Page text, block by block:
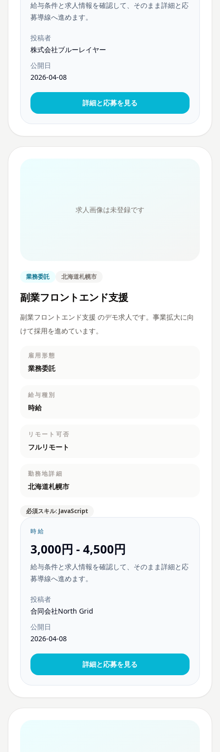
給与条件と求人情報を確認して、そのまま詳細と応
募導線へ進めます。
投稿者
株式会社ブルーレイヤー
公開日
2026-04-08
詳細と応募を見る
求人画像は未登録です
業務委託 北海道札幌市
副業フロントエンド支援
副業フロントエンド支援 のデモ求人です。事業拡大に向
けて採用を進めています。
雇用形態
業務委託
給与種別
時給
リモート可否
フルリモート
勤務地詳細
北海道札幌市
必須スキル: JavaScript
時給
3,000円 - 4,500円
給与条件と求人情報を確認して、そのまま詳細と応
募導線へ進めます。
投稿者
合同会社North Grid
公開日
2026-04-08
詳細と応募を見る